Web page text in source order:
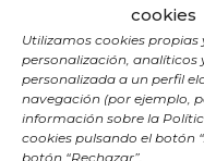
cookies
Utilizamos cookies propias
personalización,
personalizada a un perfil
navegación (por ejemplo,
información sobre la
cookies pulsando el botón
botón “Rechazar”.
Es una práctica
autoescucha y
el equilibrio no es
permanente entre